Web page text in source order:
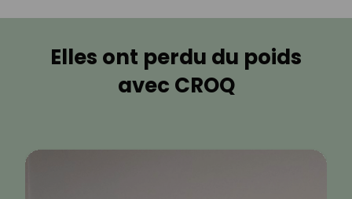
Elles ont perdu du poids
avec CROQ